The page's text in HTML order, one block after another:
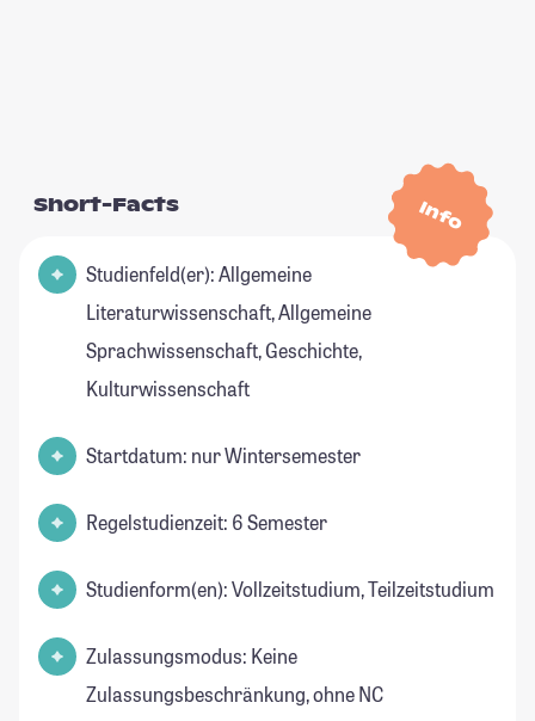
Info
Short-Facts
Studienfeld(er): Allgemeine
Literaturwissenschaft, Allgemeine
Sprachwissenschaft, Geschichte,
Kulturwissenschaft
Startdatum: nur Wintersemester
Regelstudienzeit: 6 Semester
Studienform(en): Vollzeitstudium, Teilzeitstudium
Zulassungsmodus: Keine
Zulassungsbeschränkung, ohne NC